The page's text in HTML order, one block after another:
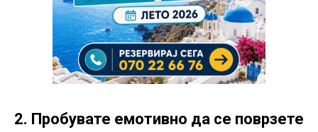
2. Пробувате емотивно да се поврзете